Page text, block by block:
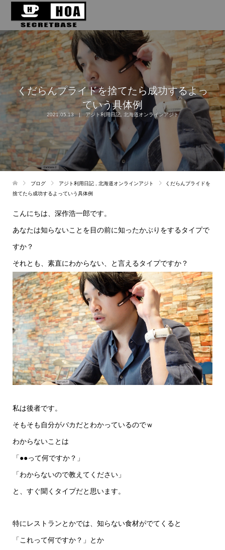
くだらんプライドを捨てたら成功するよっ
ていう具体例
2021.05.13 アジト利用日記 北海道オンラインアジト
ブログ アジト利用日記 北海道オンラインアジト
くだらんプライドを
捨てたら成功するよっていう具体例
こんにちは、深作浩一郎です。
あなたは知らないことを目の前に知ったかぶりをするタイプで
すか？
それとも、素直にわからない、と言えるタイプですか？
私は後者です。
そもそも自分がバカだとわかっているのでｗ
わからないことは
「●●って何ですか？」
「わからないので教えてください」
と、すぐ聞くタイプだと思います。
特にレストランとかでは、知らない食材がでてくると
「これって何ですか？」とか